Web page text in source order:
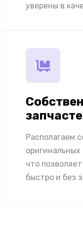
уверены в
Располагаем
что
быстро и без